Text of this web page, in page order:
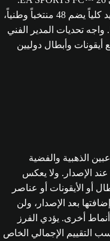
يقدم التحديث الأخير نمط بطولة دولية جديد كلياً يضم 48 منتخباً وطنياً،
تحديات المدير الفني
أيقونات وأبطال دوليين
الذهبية والفضية
والبرونزية المتاحة في Ultimate Team ’26 عند الإصدار. ولا يعكس
أو الأيقونات أو عناصر
بعد الإصدار، ولن
أخرى. يؤدي الفرز
التقييم الإجمالي الخاص